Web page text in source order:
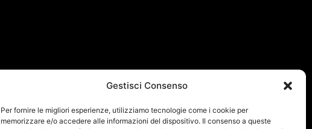
Gestisci Consenso
Per fornire le migliori esperienze, utilizziamo tecnologie come i cookie per
memorizzare e/o accedere alle informazioni del dispositivo. Il consenso a queste